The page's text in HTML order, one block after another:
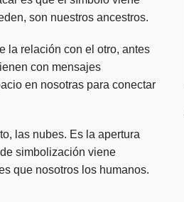
son nuestros ancestros.
la relación con el otro, antes
con mensajes
en nosotras para conectar
las nubes. Es la apertura
simbolización viene
que nosotros los humanos.